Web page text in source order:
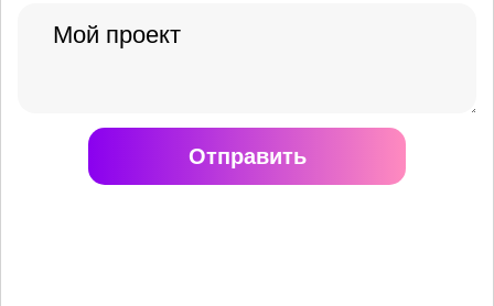
Отправить